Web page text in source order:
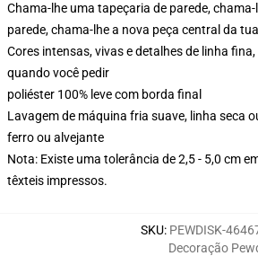
Chama-lhe uma tapeçaria de parede,
parede, chama-lhe a nova peça central da
Cores intensas, vivas e detalhes de linha
quando você pedir
poliéster 100% leve com borda final
Lavagem de máquina fria suave, linha seca
ferro ou alvejante
Nota: Existe uma tolerância de 2,5 - 5,0 cm
têxteis impressos.
SKU: PEWDISK-
Decoração